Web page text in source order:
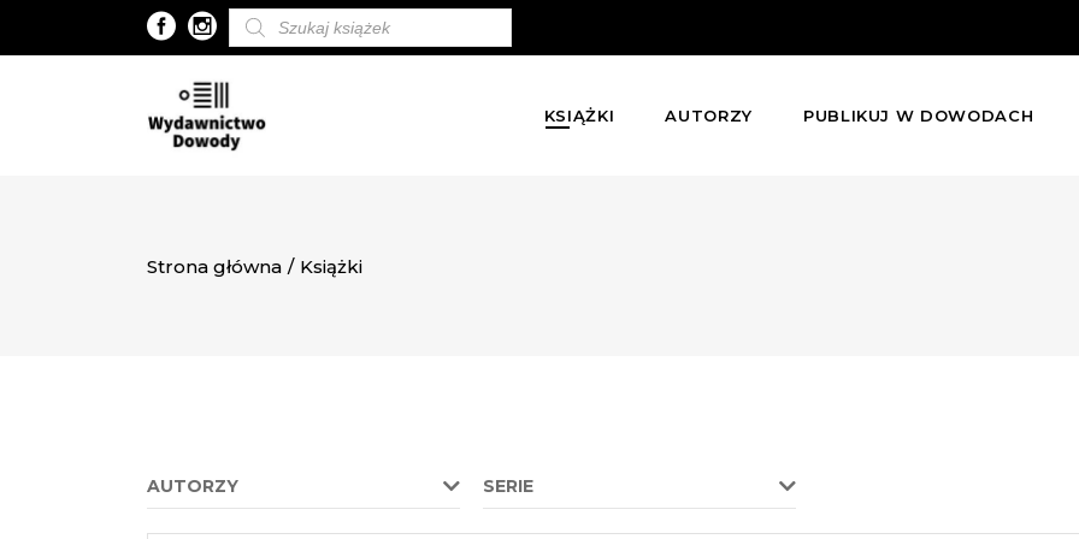
Wyszukiwarka
produktów
KSIĄŻKI AUTORZY PUBLIKUJ W DOWODACH
Strona główna / Książki
AUTORZY SERIE